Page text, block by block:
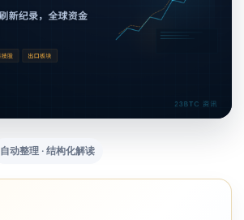
自动整理 · 结构化解读